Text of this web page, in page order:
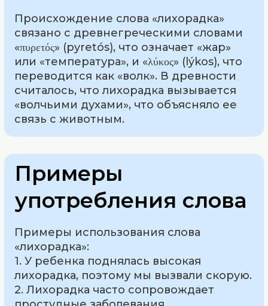
Происхождение слова «лихорадка»
связано с древнегреческими словами
«πυρετός» (pyretós), что означает «жар»
или «температура», и «λύκος» (lýkos), что
переводится как «волк». В древности
считалось, что лихорадка вызывается
«волчьими духами», что объясняло ее
связь с животным.
Примеры
употребления слова
Примеры использования слова
«лихорадка»:
1. У ребенка поднялась высокая
лихорадка, поэтому мы вызвали скорую.
2. Лихорадка часто сопровождает